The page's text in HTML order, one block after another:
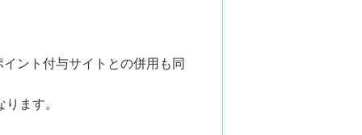
ント付与サイトとの併用も同
ます。